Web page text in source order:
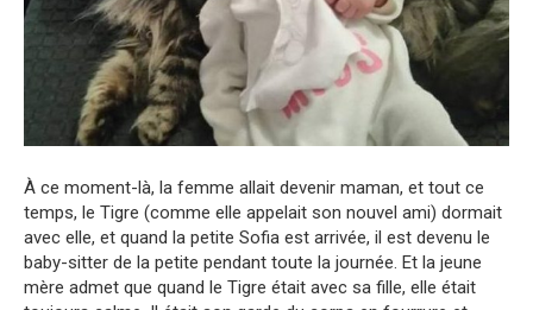
À ce moment-là, la femme allait devenir maman, et tout ce
temps, le Tigre (comme elle appelait son nouvel ami) dormait
avec elle, et quand la petite Sofia est arrivée, il est devenu le
baby-sitter de la petite pendant toute la journée. Et la jeune
mère admet que quand le Tigre était avec sa fille, elle était